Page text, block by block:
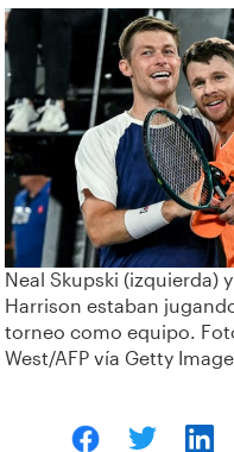
Neal Skupski (izquierda)
Harrison estaban
torneo como equipo.
West/AFP vía Getty